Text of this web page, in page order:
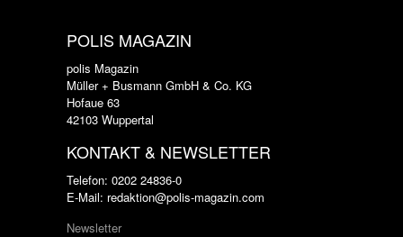
POLIS MAGAZIN
polis Magazin
Müller + Busmann GmbH & Co. KG
Hofaue 63
42103 Wuppertal
KONTAKT & NEWSLETTER
Telefon: 0202 24836-0
E-Mail: redaktion@polis-magazin.com
Newsletter